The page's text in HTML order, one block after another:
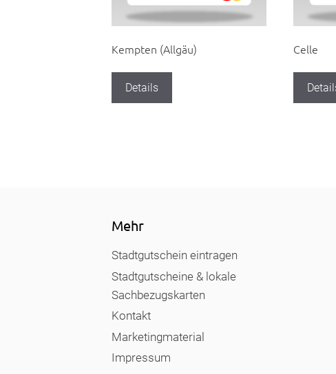
Kempten (Allgäu)
Details
Celle
Mehr
Stadtgutschein eintragen
Stadtgutscheine & lokale
Sachbezugskarten
Kontakt
Marketingmaterial
Impressum